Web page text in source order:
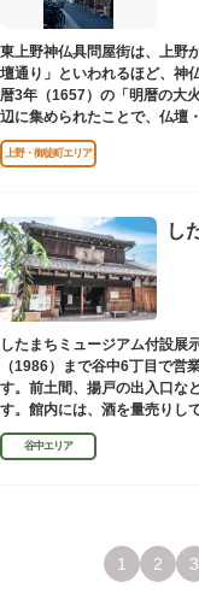
【Twitter】https://
東上野神仏具問屋街は、上野
壇通り」といわれるほど、神
暦3年（1657）の「明暦の大
辺に集められたことで、仏壇
た。
上野・御徒町エリア
したまちミュージアム付設展
（1986）まで谷中6丁目で営
す。前土間、揚戸の出入口な
す。館内には、酒を量売りし
利、宣伝用ポスターなどの資
谷中エリア
1 2 3